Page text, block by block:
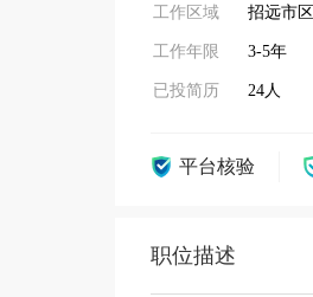
工作区域 招远市区
工作年限 3-5年
已投简历 24人
平台核验
职位描述